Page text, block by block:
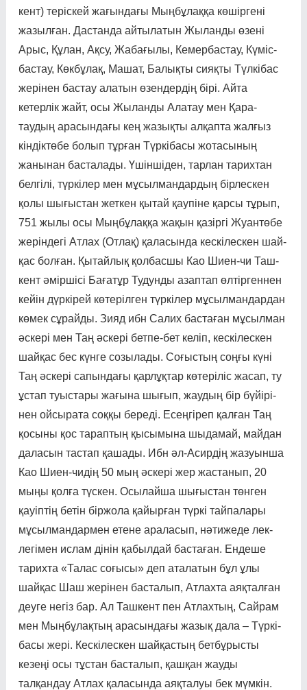
кент) теріскей жағындағы Мыңбұлаққа көшіргені
жазыл­ған. Дастанда айтылатын Жы­лан­­ды өзені
Арыс, Құлан, Ақсу, Жабағылы, Кемербастау, Күміс­­
бастау, Көкбұлақ, Машат, Балық­ты сияқты Түлкібас
жері­нен бастау алатын өзендер­дің бірі. Айта
кетерлік жайт, осы Жылан­ды Алатау мен Қара­
таудың ара­сын­дағы кең жазық­ты алқапта жал­ғыз
кіндіктөбе болып тұрған Түркі­басы жота­сының
жанынан басталады. Үшіншіден, тарлан тарих­­тан
белгілі, түркілер мен мұсыл­мандар­дың бірлескен
қолы шы­ғыс­тан жеткен қытай қау­пі­не қарсы тұрып,
751 жылы осы Мыңбұлаққа жақын қазір­гі Жуан­төбе
жеріндегі Атлах (Отлақ) қаласында кескі­лес­кен шай­
қас болған. Қытай­лық қол­басшы Као Шиен-чи Таш­
кент әміршісі Бағатұр Тудун­ды азаптап өлтіргеннен
ке­йін дүр­кірей көтерілген түркілер мұ­сыл­ман­дардан
көмек сұрай­ды. Зияд ибн Салих бастаған мұсылман
әскері мен Таң әскері бетпе-бет келіп, кескілескен
шайқас бес күнге созылады. Соғыс­тың соңғы күні
Таң әскері сапындағы қарлұқтар көтері­ліс жасап, ту
ұстап туыс­тары жа­ғына шығып, жаудың бір бү­йірі­
нен ойсырата соққы береді. Есең­гіреп қалған Таң
қосыны қос тарап­тың қысымына шыдамай, майдан
даласын тас­тап қаша­ды. Ибн әл-Асирдің жазуын­ша
Као Шиен-чидің 50 мың әскері жер жастанып, 20
мыңы қолға түскен. Осылайша шы­ғыс­тан төнген
қауіптің бетін бір­жола қайырған түркі тайпалары
мұсылмандармен етене араласып, нәтижеде лек-
легімен ислам дінін қабылдай бастаған. Ендеше
тарихта «Талас соғысы» деп аталатын бұл ұлы
шайқас Шаш жерінен басталып, Атлах­та аяқталған
деуге негіз бар. Ал Ташкент пен Атлахтың, Сай­рам
мен Мыңбұлақтың ара­сын­дағы жазық дала – Түркі­
басы жері. Кескілескен шай­қас­тың бетбұрысты
кезеңі осы тұстан басталып, қашқан жау­ды
талқандау Атлах қаласын­да аяқ­талуы бек мүмкін.